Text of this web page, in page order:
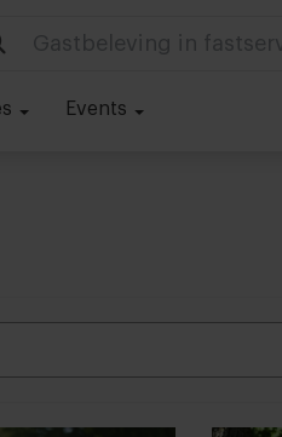
Technologie in
Events